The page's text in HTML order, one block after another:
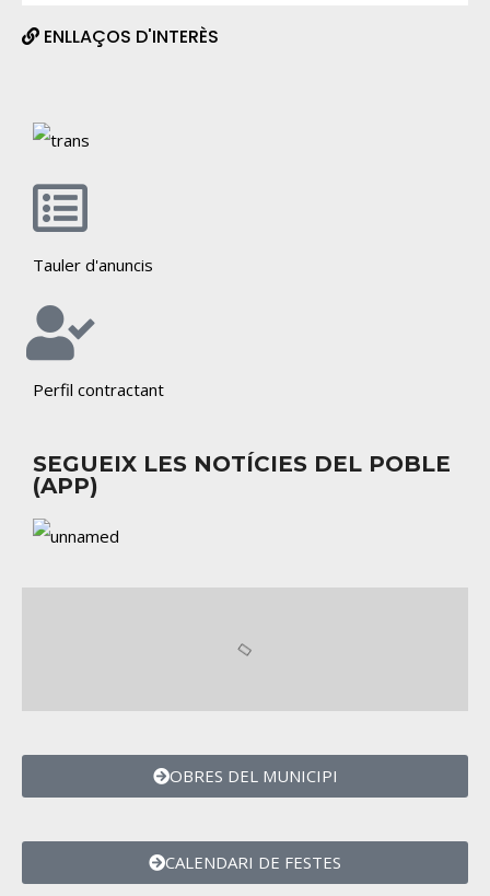
ENLLAÇOS D'INTERÈS
Tauler d'anuncis
Perfil contractant
SEGUEIX LES NOTÍCIES DEL POBLE
(APP)
OBRES DEL MUNICIPI
CALENDARI DE FESTES